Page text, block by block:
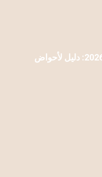
اتجاهات تصاميم الأحواض 2026: دليل لأحواض